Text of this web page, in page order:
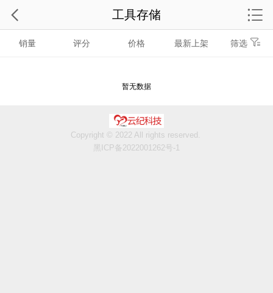
销量 评分 价格 最新上架 筛选
暂无数据
工具存储
Copyright © 2022 All rights reserved.
黑ICP备2022001262号-1